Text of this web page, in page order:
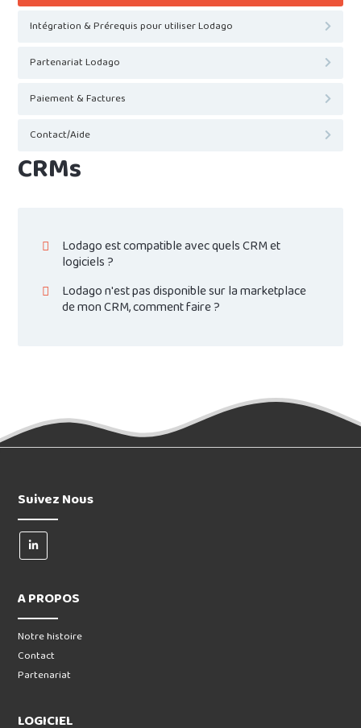
Intégration & Prérequis pour utiliser Lodago
Partenariat Lodago
Paiement & Factures
Contact/Aide
CRMs
Lodago est compatible avec quels CRM et
logiciels ?
Lodago n'est pas disponible sur la marketplace
de mon CRM, comment faire ?
Suivez Nous
A PROPOS
Notre histoire
Contact
Partenariat
LOGICIEL